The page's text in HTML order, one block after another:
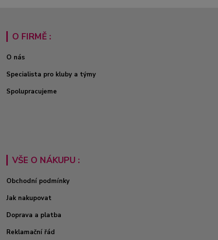
O FIRMĚ :
O nás
Specialista pro kluby a týmy
Spolupracujeme
VŠE O NÁKUPU :
Obchodní podmínky
Jak nakupovat
Doprava a platba
Reklamační řád